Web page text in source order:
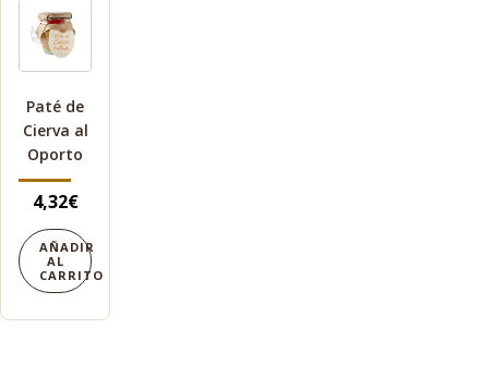
Paté de
Cierva al
Oporto
4,32€
AÑADIR
AL
CARRITO